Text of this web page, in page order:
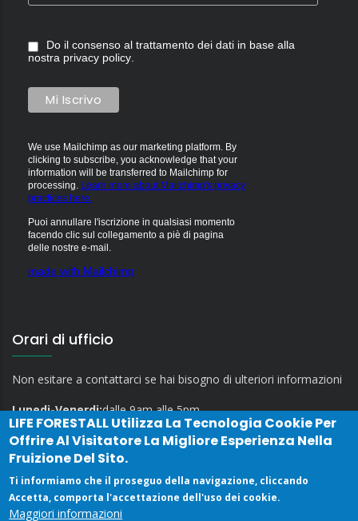
Do il consenso al trattamento dei dati in base alla
nostra privacy policy.
We use Mailchimp as our marketing platform. By
clicking to subscribe, you acknowledge that your
information will be transferred to Mailchimp for
processing. Learn more about Mailchimp's privacy
practices here.
Puoi annullare l'iscrizione in qualsiasi momento
facendo clic sul collegamento a piè di pagina
delle nostre e-mail.
made with Mailchimp
Orari di ufficio
Non esitare a contattarci se hai bisogno di ulteriori informazioni
Lunedi-Venerdi:dalle 9am alle 5pm
LIFE FORESTALLUtilizza La Tecnologia Cookie Per
Offrire Al Visitatore La Migliore Esperienza Nella
Fruizione Del Sito.
Ti informiamo che il proseguo della navigazione, cliccando
Accetta, comporta l'accettazione dell'uso dei cookie.
Maggiori informazioni